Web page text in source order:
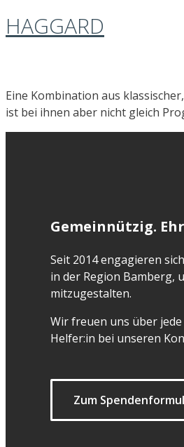
HAGGARD
Eine Kombination aus
ist bei ihnen aber nicht gleich
Gemeinnützig.
Seit 2014 engagieren
in der Region Bamberg,
mitzugestalten.
Wir freuen uns über
Helfer:in bei unseren
Zum